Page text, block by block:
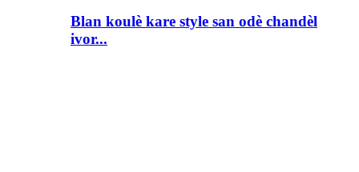
Blan koulè kare style san odè chandèl
ivor...